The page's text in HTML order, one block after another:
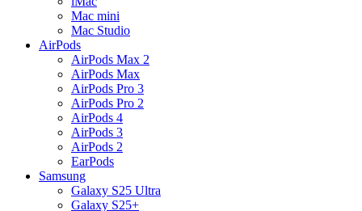
Mac mini
Mac Studio
AirPods
AirPods Max 2
AirPods Max
AirPods Pro 3
AirPods Pro 2
AirPods 4
AirPods 3
AirPods 2
EarPods
Samsung
Galaxy S25 Ultra
Galaxy S25+